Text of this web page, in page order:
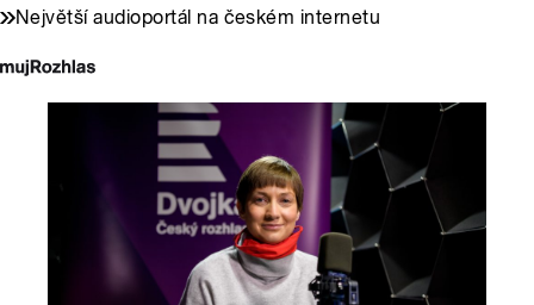
Největší audioportál na českém internetu